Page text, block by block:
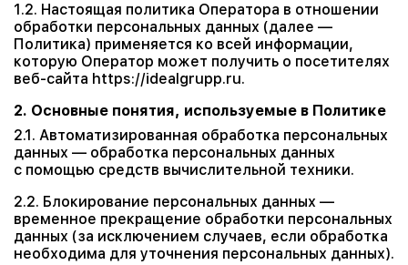
1.2. Настоящая политика Оператора в отношении
обработки персональных данных (далее —
Политика) применяется ко всей информации,
которую Оператор может получить о посетителях
веб-сайта https://idealgrupp.ru.
2. Основные понятия, используемые в Политике
2.1. Автоматизированная обработка персональных
данных — обработка персональных данных
с помощью средств вычислительной техники.
2.2. Блокирование персональных данных —
временное прекращение обработки персональных
данных (за исключением случаев, если обработка
необходима для уточнения персональных данных).